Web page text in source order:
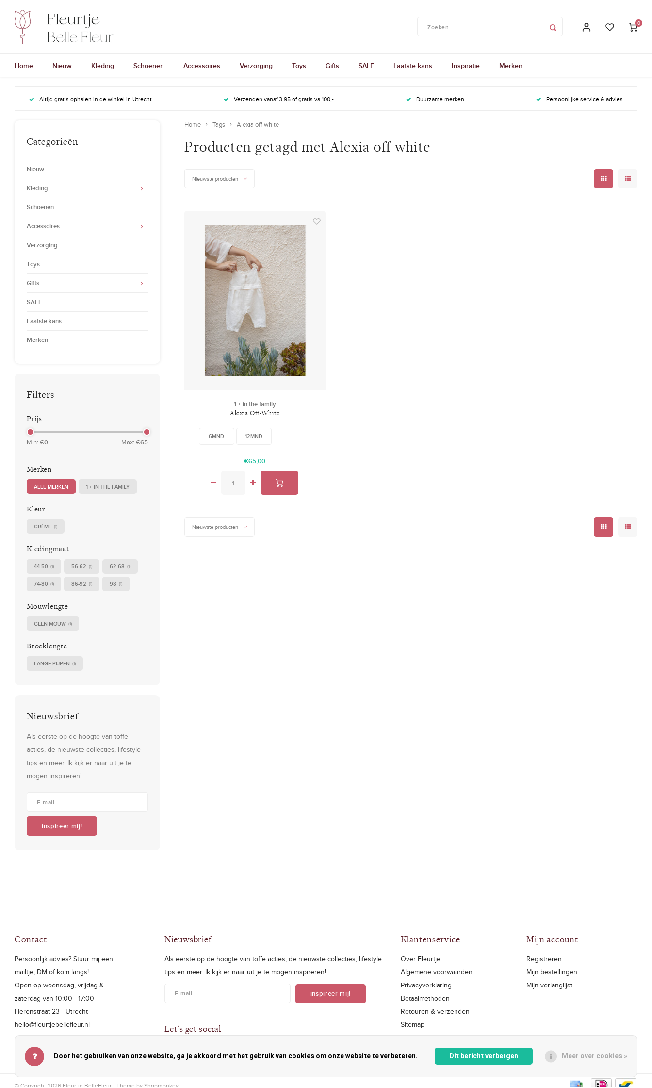
0
Home Nieuw Kleding Schoenen Accessoires Verzorging Toys Gifts SALE Laatste kans Inspiratie Merken
Altijd gratis ophalen in de winkel in Utrecht Verzenden vanaf 3,95 of gratis va 100,- Duurzame merken Persoonlijke service & advies
Categorieën
Nieuw
Kleding
Schoenen
Accessoires
Verzorging
Toys
Gifts
SALE
Laatste kans
Merken
Filters
Prijs
Min: €0 Max: €65
Merken
ALLE MERKEN 1 + IN THE FAMILY
Kleur
CRÈME (1)
Kledingmaat
44-50 (1) 56-62 (1) 62-68 (1)
74-80 (1) 86-92 (1) 98 (1)
Mouwlengte
GEEN MOUW (1)
Broeklengte
LANGE PIJPEN (1)
Nieuwsbrief
Als eerste op de hoogte van toffe
acties, de nieuwste collecties, lifestyle
tips en meer. Ik kijk er naar uit je te
mogen inspireren!
inspireer mij!
Home Tags Alexia off white
Producten getagd met Alexia off white
Nieuwste producten
1 + in the family
Alexia Off-White
6MND 12MND
€65,00
Nieuwste producten
Contact
Persoonlijk advies? Stuur mij een
mailtje, DM of kom langs!
Open op woensdag, vrijdag &
zaterdag van 10:00 - 17:00
Herenstraat 23 - Utrecht
hello@fleurtjebellefleur.nl
Nieuwsbrief
Als eerste op de hoogte van toffe acties, de nieuwste collecties, lifestyle
tips en meer. Ik kijk er naar uit je te mogen inspireren!
inspireer mij!
Let's get social
Klantenservice
Over Fleurtje
Algemene voorwaarden
Privacyverklaring
Betaalmethoden
Retouren & verzenden
Sitemap
RSS-feed
Mijn account
Registreren
Mijn bestellingen
Mijn verlanglijst
© Copyright 2026 Fleurtje BelleFleur - Theme byShopmonkey
Door het gebruiken van onze website, ga je akkoord met het gebruik van cookies om onze website te verbeteren. Dit bericht verbergen Meer over cookies »